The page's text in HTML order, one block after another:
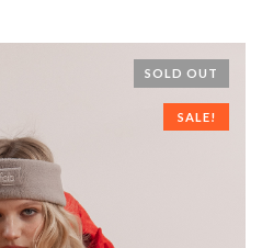
SOLD OUT
SALE!